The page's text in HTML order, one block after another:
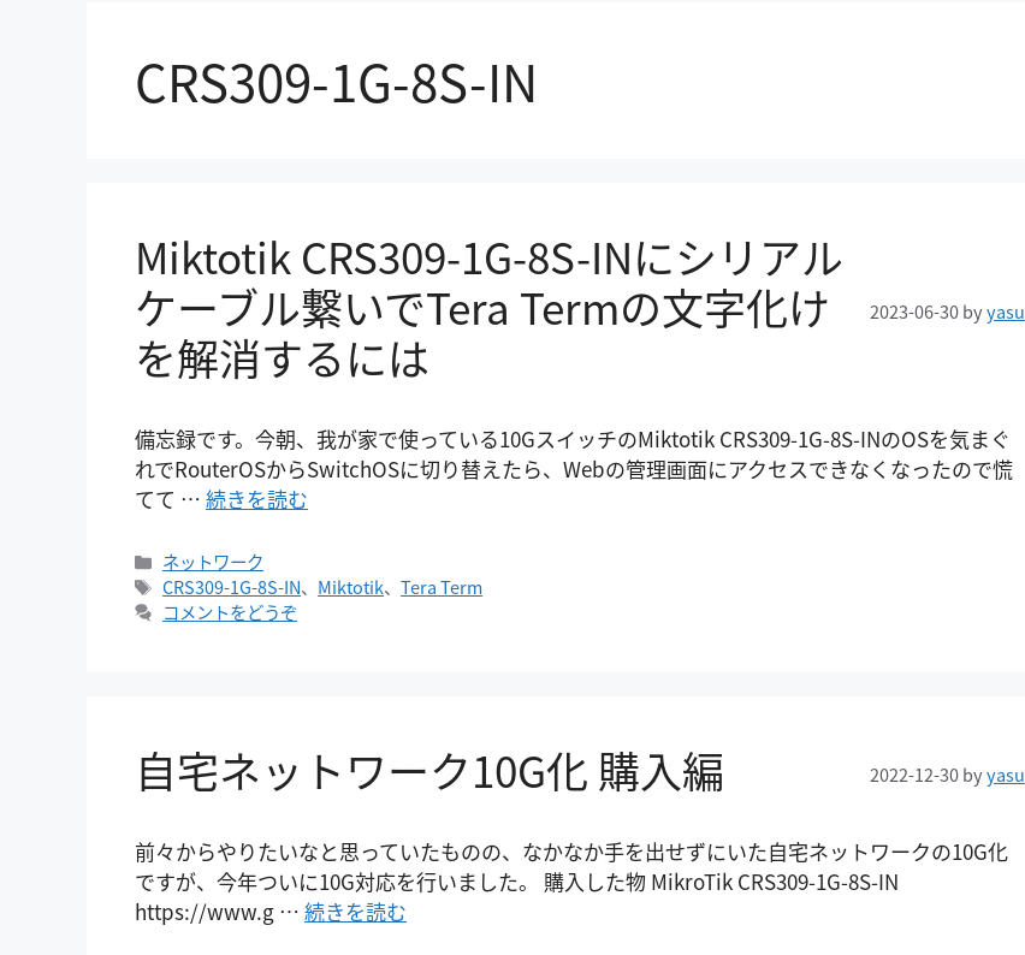
CRS309-1G-8S-IN
Miktotik CRS309-1G-8S-INにシリアル
ケーブル繋いでTera Termの文字化け
を解消するには
2023-06-30byyasu
備忘録です。今朝、我が家で使っている10GスイッチのMiktotik CRS309-1G-8S-INのOSを気まぐ
れでRouterOSからSwitchOSに切り替えたら、Webの管理画面にアクセスできなくなったので慌
てて … 続きを読む
カ
テ
ゴ
ネットワーク
タ
グ
CRS309-1G-8S-IN、 Miktotik、Tera Term
コメントをどうぞ
自宅ネットワーク10G化 購入編 2022-12-30byyasu
前々からやりたいなと思っていたものの、なかなか手を出せずにいた自宅ネットワークの10G化
ですが、今年ついに10G対応を行いました。 購入した物 MikroTik CRS309-1G-8S-IN
https://www.g … 続きを読む